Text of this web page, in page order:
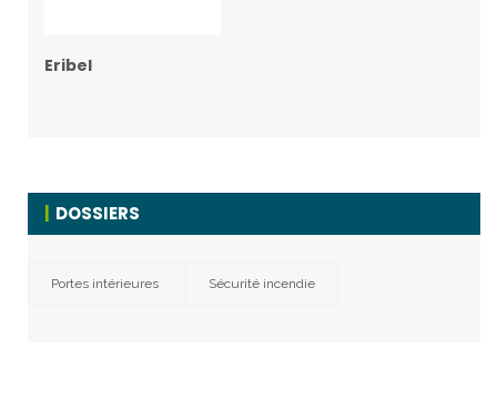
Eribel
DOSSIERS
Portes intérieures Sécurité incendie